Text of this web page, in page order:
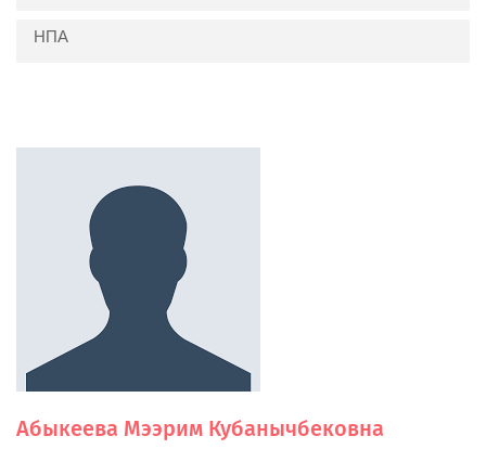
НПА
Абыкеева Мээрим Кубанычбековна